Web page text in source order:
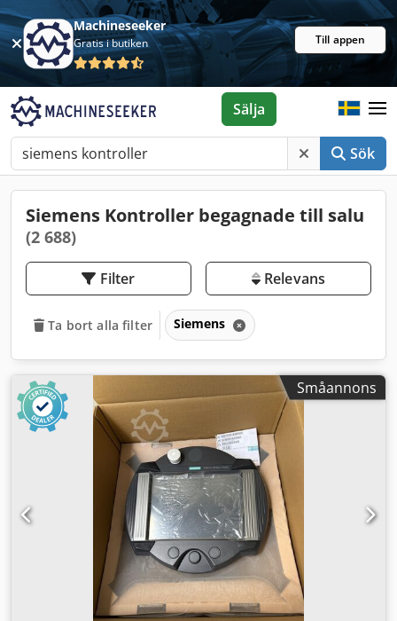
Machineseeker
Gratis i butiken Till appen
Sök
Sälja
Siemens Kontroller begagnade till salu
(2 688)
Filter Relevans
Ta bort alla filter Siemens
Småannons